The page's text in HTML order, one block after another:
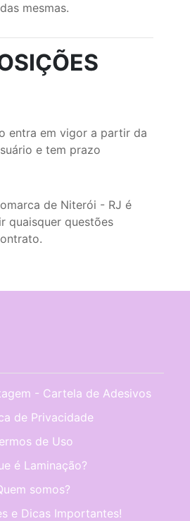
mesmas.
entra em vigor a partir da
e tem prazo
de Niterói - RJ é
quaisquer questões
- Cartela de Adesivos
de Privacidade
de Uso
é Laminação?
somos?
e Dicas Importantes!